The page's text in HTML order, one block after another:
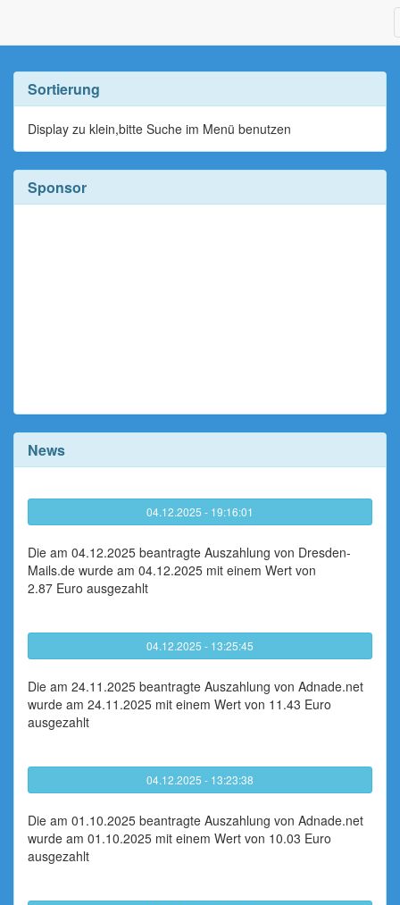
Sortierung
Display zu klein,bitte Suche im Menü benutzen
Sponsor
News
04.12.2025 - 19:16:01
Die am 04.12.2025 beantragte Auszahlung von Dresden-
Mails.de wurde am 04.12.2025 mit einem Wert von
2.87 Euro ausgezahlt
04.12.2025 - 13:25:45
Die am 24.11.2025 beantragte Auszahlung von Adnade.net
wurde am 24.11.2025 mit einem Wert von 11.43 Euro
ausgezahlt
04.12.2025 - 13:23:38
Die am 01.10.2025 beantragte Auszahlung von Adnade.net
wurde am 01.10.2025 mit einem Wert von 10.03 Euro
ausgezahlt